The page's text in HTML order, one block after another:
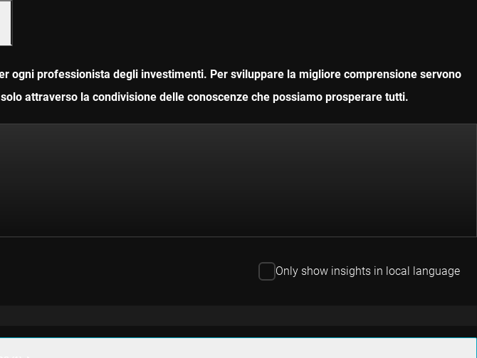
ogni professionista degli investimenti. Per sviluppare la migliore comprensione servono
attraverso la condivisione delle conoscenze che possiamo prosperare tutti.
Only show insights in local language